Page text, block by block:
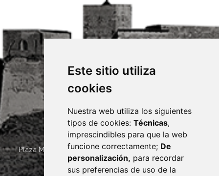
Este sitio utiliza
cookies
Nuestra web utiliza los siguientes
tipos de cookies: Técnicas,
imprescindibles para que la web
funcione correctamente; De
personalización, para recordar
sus preferencias de uso de la
Plaza Mayor 4 22400 MONZÓN - ARAGÓN (ESPAÑA)
· (34) 974 400 700 ·
sac@monzon.es